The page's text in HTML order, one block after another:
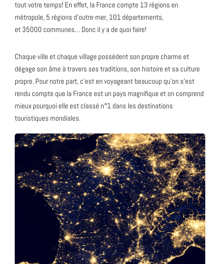
tout votre temps! En effet, la France compte 13 régions en
métropole, 5 régions d’outre-mer, 101 départements,
et 35000 communes… Donc il y a de quoi faire!
Chaque ville et chaque village possèdent son propre charme et
dégage son âme à travers ses traditions, son histoire et sa culture
propre. Pour notre part, c’est en voyageant beaucoup qu’on s’est
rendu compte que la France est un pays magnifique et on comprend
mieux pourquoi elle est classé n°1 dans les destinations
touristiques mondiales.